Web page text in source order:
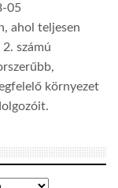
05
ahol teljesen
számú
környezet